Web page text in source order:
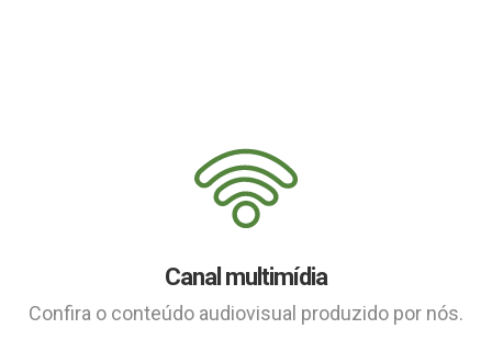
Canal multimídia
Confira o conteúdo audiovisual produzido por nós.